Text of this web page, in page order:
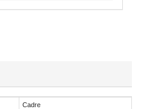
Cadre